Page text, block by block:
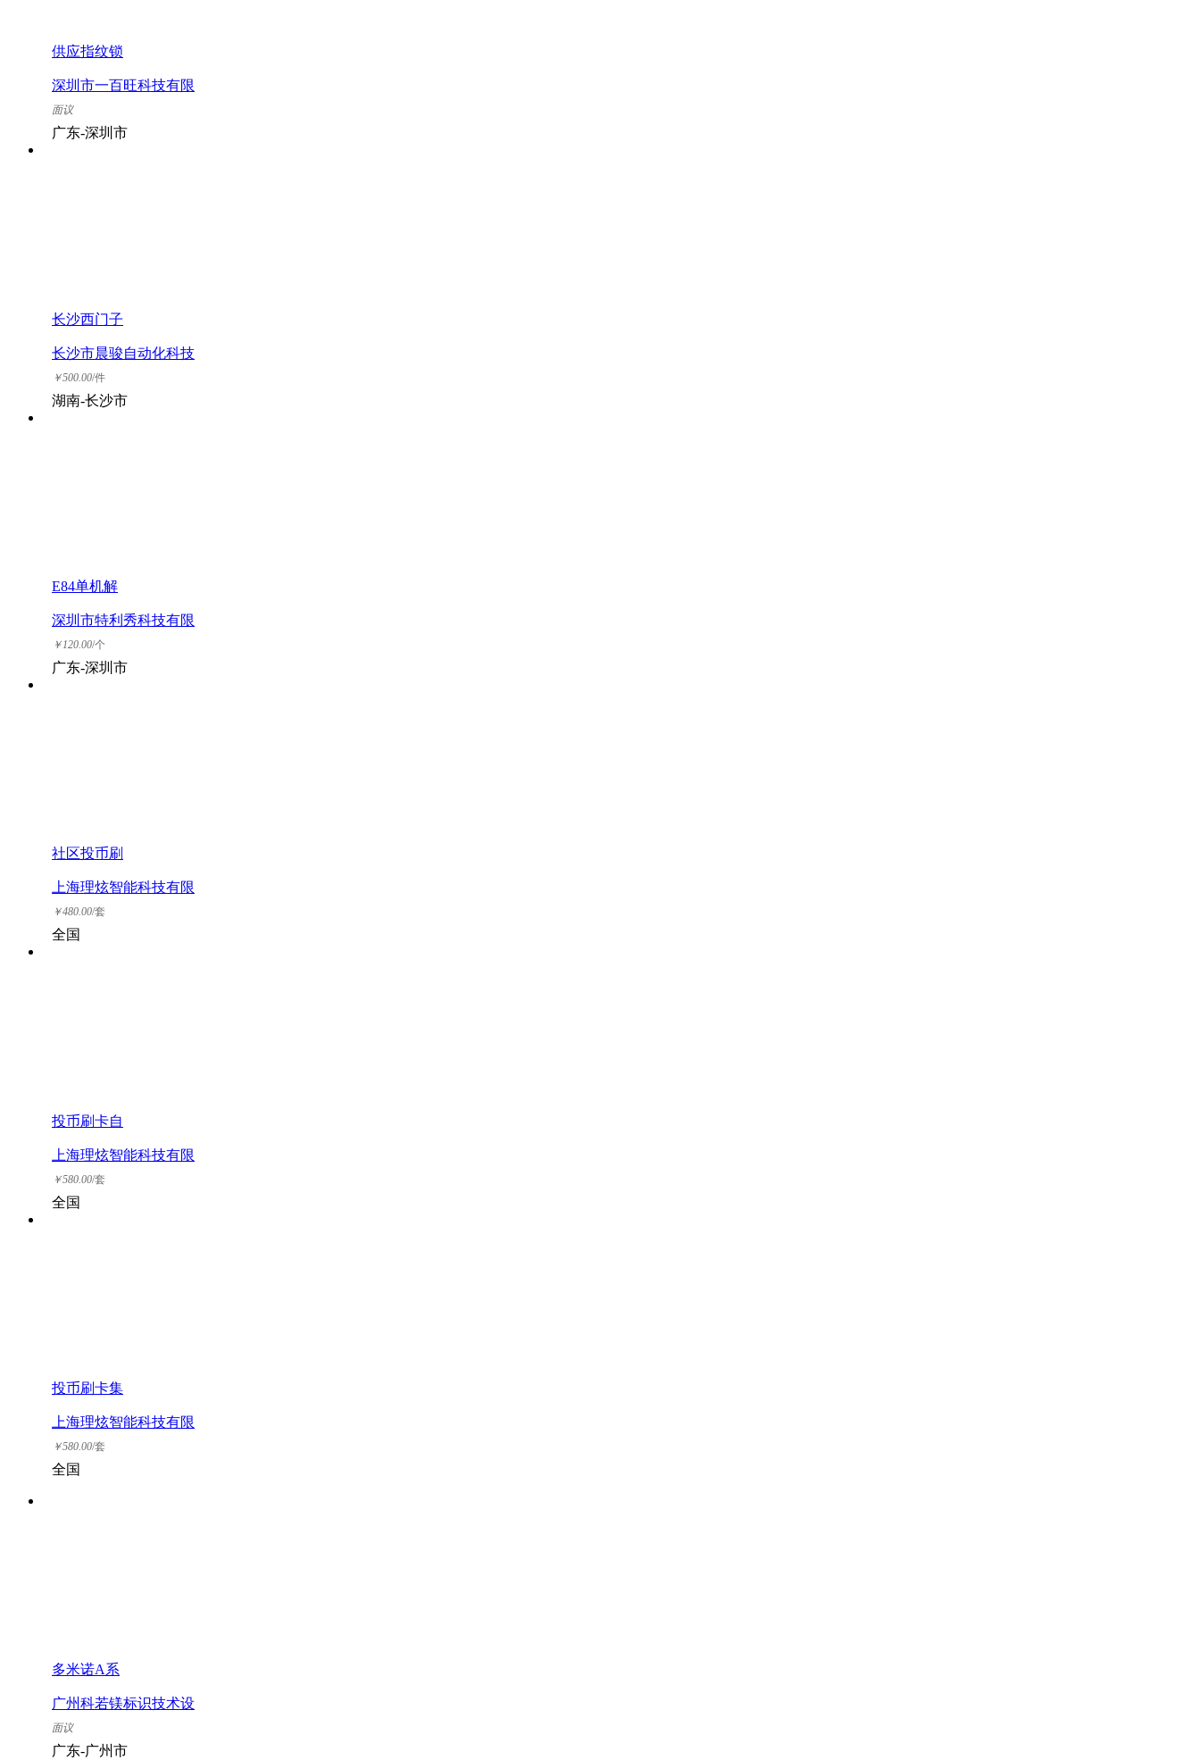
供应指纹锁
深圳市一百旺科技有限
公司
面议
广东-深圳市
长沙西门子
长沙市晨骏自动化科技
有限公司
￥500.00/件
湖南-长沙市
E84单机解
深圳市特利秀科技有限
公司
￥120.00/个
广东-深圳市
社区投币刷
上海理炫智能科技有限
公司
￥480.00/套
全国
投币刷卡自
上海理炫智能科技有限
公司
￥580.00/套
全国
投币刷卡集
上海理炫智能科技有限
公司
￥580.00/套
全国
多米诺A系
广州科若镁标识技术设
备有限公司
面议
广东-广州市